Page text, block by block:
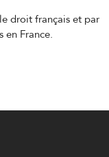
droit français et par
en France.